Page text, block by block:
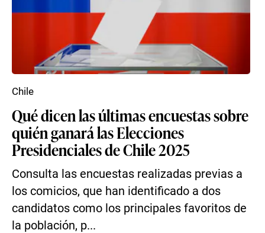
Qué dicen las últimas encuestas sobre
quién ganará las Elecciones
Presidenciales de Chile 2025
Consulta las encuestas realizadas previas a
los comicios, que han identificado a dos
candidatos como los principales favoritos de
la población, p...
Chile